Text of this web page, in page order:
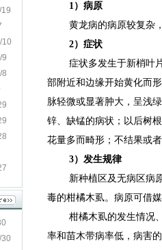
10
9
8
1）病原
黄龙病的病原较复杂
2）症状
症状多发生于新梢叶
部附近和边缘开始黄化而
脉轻微或显著肿大，呈浅
锌、缺锰的病状；以后树
花量多而畸形；不结果或
3）发生规律
新种植区及无病区病
毒的柑橘木虱。病原可借
柑橘木虱的发生情况
率和苗木带病率低，病害